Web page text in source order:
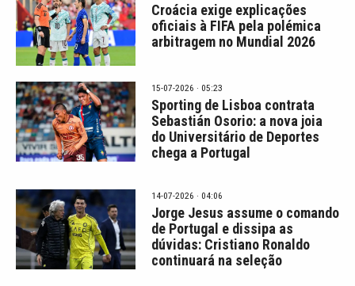
Croácia exige explicações
oficiais à FIFA pela polémica
arbitragem no Mundial 2026
15-07-2026 · 05:23
Sporting de Lisboa contrata
Sebastián Osorio: a nova joia
do Universitário de Deportes
chega a Portugal
14-07-2026 · 04:06
Jorge Jesus assume o comando
de Portugal e dissipa as
dúvidas: Cristiano Ronaldo
continuará na seleção